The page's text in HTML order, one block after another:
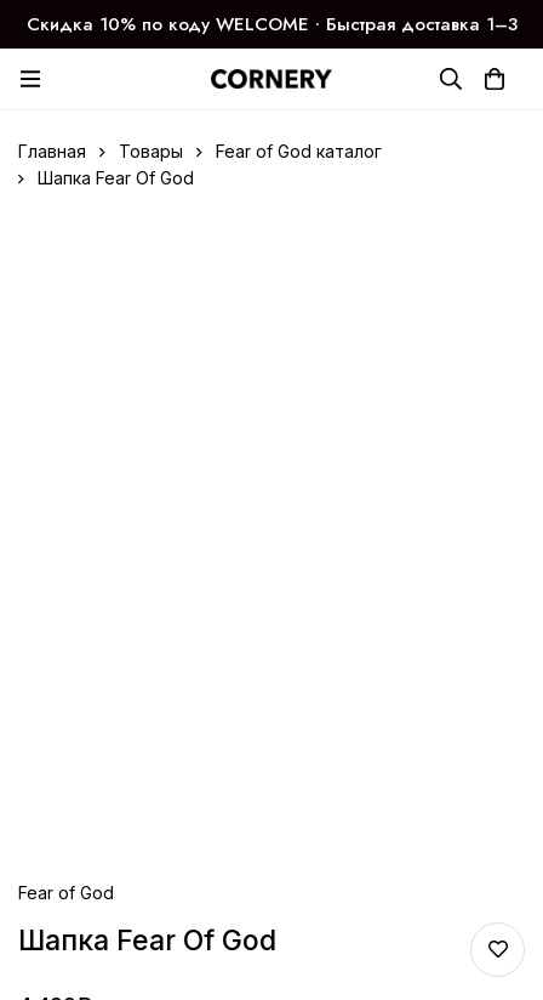
Скидка 10% по коду WELCOME ∙ Быстрая доставка 1–3
дня
Главная Товары
Fear of God каталог
Шапка Fear Of God
Fear of God
Шапка Fear Of God